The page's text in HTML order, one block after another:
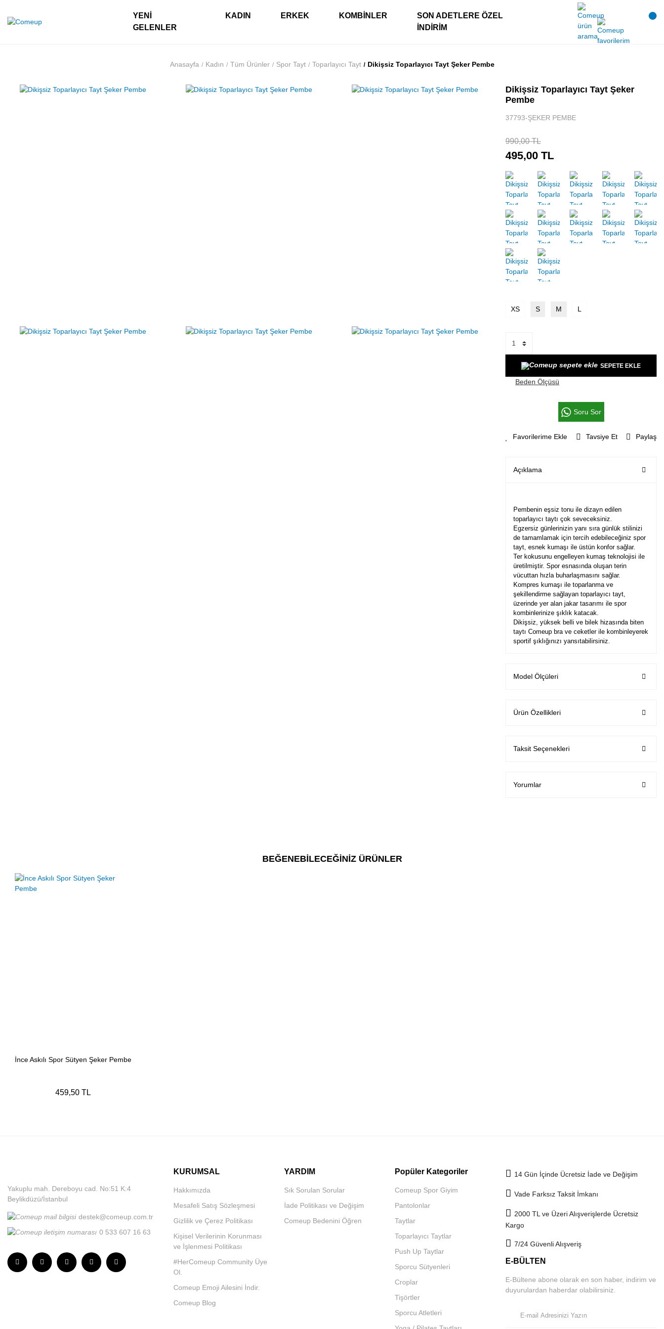
YENI
GELENLER
KADIN ERKEK KOMBINLER
SON ADETLERE ÖZEL
İNDIRIM
Anasayfa Kadın Tüm Ürünler Spor Tayt Toparlayıcı Tayt Dikişsiz Toparlayıcı Tayt Şeker Pembe
Dikişsiz Toparlayıcı Tayt Şeker
Pembe
37793-ŞEKER PEMBE
990,00 TL
495,00 TL
XS S M L
SEPETE EKLE
Beden Ölçüsü
Soru Sor
Tavsiye Et Paylaş
Açıklama
Pembenin eşsiz tonu ile dizayn edilen
toparlayıcı taytı çok seveceksiniz.
Egzersiz günlerinizin yanı sıra günlük stilinizi
de tamamlamak için tercih edebileceğiniz spor
tayt, esnek kumaşı ile üstün konfor sağlar.
Ter kokusunu engelleyen kumaş teknolojisi ile
üretilmiştir. Spor esnasında oluşan terin
vücuttan hızla buharlaşmasını sağlar.
Kompres kumaşı ile toparlanma ve
şekillendirme sağlayan toparlayıcı tayt,
üzerinde yer alan jakar tasarımı ile spor
kombinlerinize şıklık katacak.
Dikişsiz, yüksek belli ve bilek hizasında biten
taytı Comeup bra ve ceketler ile kombinleyerek
sportif şıklığınızı yansıtabilirsiniz.
Model Ölçüleri
Ürün Özellikleri
Taksit Seçenekleri
Yorumlar
BEĞENEBİLECEĞİNİZ ÜRÜNLER
İnce Askılı Spor Sütyen Şeker Pembe
459,50 TL
Yakuplu mah. Dereboyu cad. No:51 K:4
Beylikdüzü/İstanbul
destek@comeup.com.tr
0 533 607 16 63
KURUMSAL
Hakkımızda
Mesafeli Satış Sözleşmesi
Gizlilik ve Çerez Politikası
Kişisel Verilerinin Korunması
ve İşlenmesi Politikası
#HerComeup Community Üye
Ol.
Comeup Emoji Ailesini İndir.
Comeup Blog
YARDIM
Sık Sorulan Sorular
İade Politikası ve Değişim
Comeup Bedenini Öğren
Popüler Kategoriler
Comeup Spor Giyim
Pantolonlar
Taytlar
Toparlayıcı Taytlar
Push Up Taytlar
Sporcu Sütyenleri
Croplar
Tişörtler
Sporcu Atletleri
14 Gün İçinde Ücretsiz İade ve Değişim
Vade Farksız Taksit İmkanı
2000 TL ve Üzeri Alışverişlerde Ücretsiz
Kargo
7/24 Güvenli Alışveriş
E-BÜLTEN
E-Bültene abone olarak en son haber, indirim ve
duyurulardan haberdar olabilirsiniz.